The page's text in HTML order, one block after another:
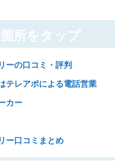
所をタップ
ーの口コミ・評判
テレアポによる電話営業
カー
ー口コミまとめ